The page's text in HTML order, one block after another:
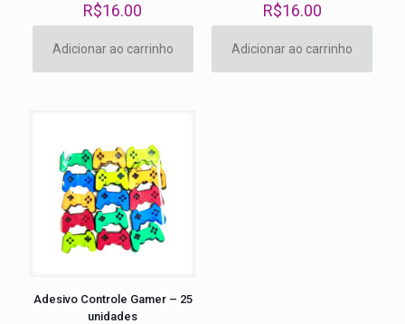
R$16.00
Adicionar ao carrinho
R$16.00
Adicionar ao carrinho
Adesivo Controle Gamer – 25
unidades